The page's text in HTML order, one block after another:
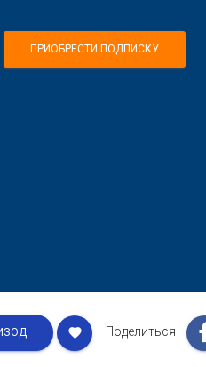
ПРИОБРЕСТИ ПОДПИСКУ
favorite Поделиться